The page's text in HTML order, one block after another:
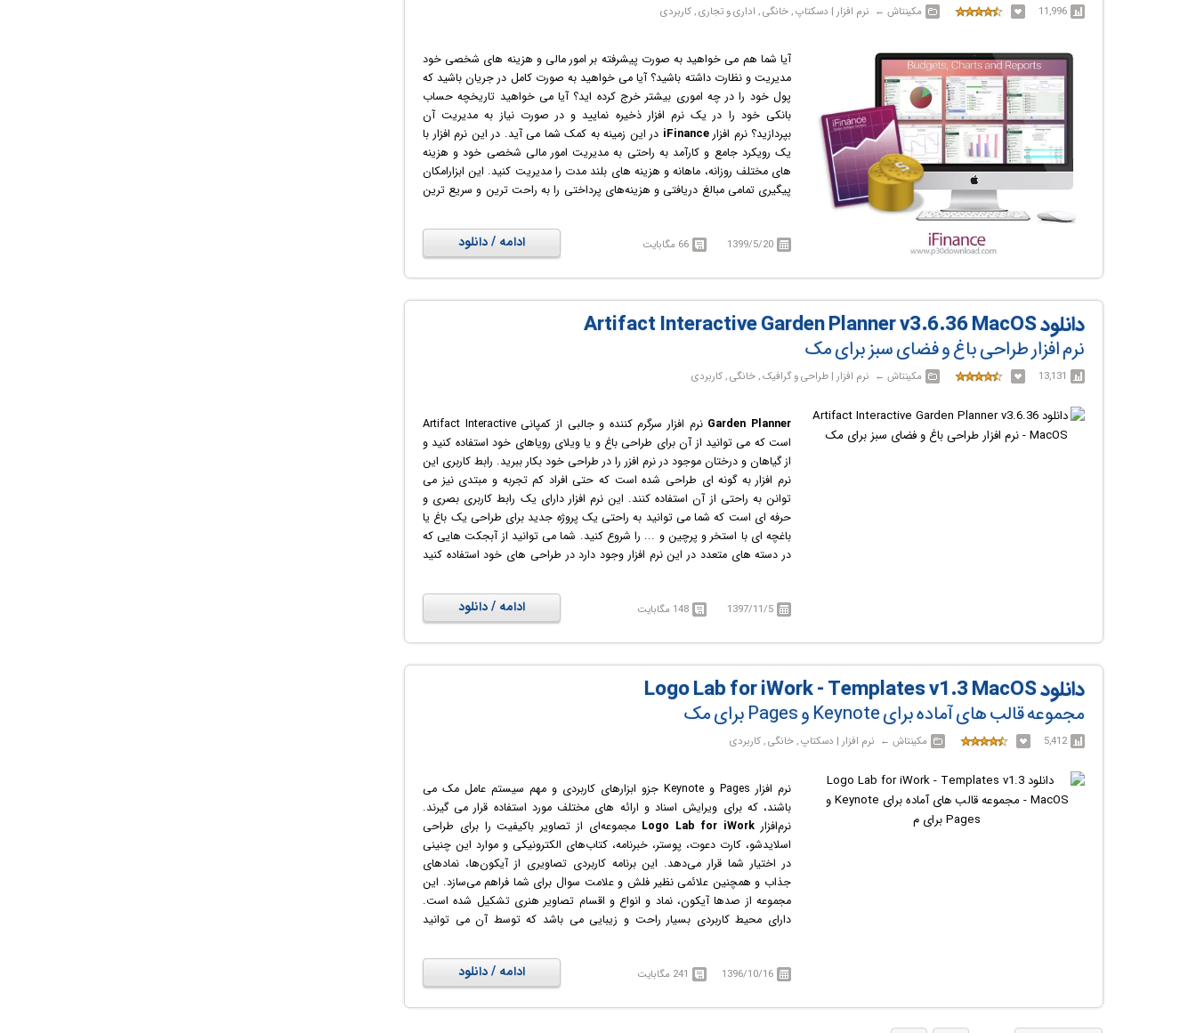
11,996 مکینتاش‎ ← ‏ نرم افزار | دسکتاپ , خانگی , اداری و تجاری , کاربردی
آیا شما هم می خواهید به صورت پیشرفته بر امور مالی و هزینه های شخصی خود
مدیریت و نظارت داشته باشید؟ آیا می خواهید به صورت کامل در جریان باشید که
پول خود را در چه اموری بیشتر خرج کرده اید؟ آیا می خواهید تاریخچه حساب
بانکی خود را در یک نرم افزار ذخیره نمایید و در صورت نیاز به مدیریت آن
بپردازید؟ نرم افزارiFinance در این زمینه به کمک شما می آید. در این نرم افزار با
یک رویکرد جامع و کارآمد به راحتی به مدیریت امور مالی شخصی خود و هزینه
های مختلف روزانه، ماهانه و هزینه های بلند مدت را مدیریت کنید. این ابزارامکان
پیگیری تمامی مبالغ دریافتی و هزینه‌های پرداختی را به راحت ترین و سریع ترین
در این نرم‌افزار، می‌توانید تمامی مبالغی که برای کالاها و یا خدمات مختلف هزینه
کرده اید را مشاهده نمایید. این نرم‌افزار مبالغ برداشت شده از حساب بانکی (با
استفاده از کارت اعتباری) را نیز به شما اطلاع می‌دهد.
1399/5/20 66 مگابایت ادامه / دانلود
دانلود Artifact Interactive Garden Planner v3.6.36 MacOS
نرم افزار طراحی باغ و فضای سبز برای مک
13,131 مکینتاش‎ ← ‏ نرم افزار | طراحی و گرافیک , خانگی , کاربردی
Garden Planner
نرم افزار سرگرم کننده و جالبی از کمپانی Artifact Interactive
است که می توانید از آن برای طراحی باغ و یا ویلای رویاهای خود استفاده کنید و
از گیاهان و درختان موجود در نرم افزر را در طراحی خود بکار ببرید. رابط کاربری این
نرم افزار به گونه ای طراحی شده است که حتی افراد کم تجربه و مبتدی نیز می
توانن به راحتی از آن استفاده کنند. این نرم افزار دارای یک رابط کاربری بصری و
حرفه ای است که شما می توانید به راحتی یک پروژه جدید برای طراحی یک باغ یا
باغچه ای با استخر و پرچین و ... را شروع کنید. شما می توانید از آبجکت هایی که
در دسته های متعدد در این نرم افزار وجود دارد در طراحی های خود استفاده کنید
ساختمان، دیوار و نرده،آبنما و ... اشاره کرد، که تمامی طراحی ها و اشیاء نام برده
شده قابل تغییر سایز و مقایس و اندازه و رنگ بوده و قابل شخصی سازی هستند.
می توانید به راحتی اشیاء دلخواه خود را از لیست موجود در نرم افزار با درگ و
دراپ (کشیدن و رها کردن) به فضای طراحی خود اضافه کنید. در حقیقت این نرم
افزار ابزاری ساده و آسان برای طراحی باغ و محوطه سازی است. کاربر می تواند از
طرح های از پیش آماده شده درون نرم افزار استفاده کند یا از ابتدا طراحی یک باغ
یا حیاط را برعهده بگیرد. پس از طراحی باغ و یا ساخت محوطه یا حیاط مورد نظر
خود می توانید آن را به صورت پلان مشاهده نمایید.
1397/11/5 148 مگابایت ادامه / دانلود
دانلود Logo Lab for iWork - Templates v1.3 MacOS
مجموعه قالب های آماده برای Keynote و Pages برای مک
5,412 مکینتاش‎ ← ‏ نرم افزار | دسکتاپ , خانگی , کاربردی
نرم افزار Pages و Keynote جزو ابزارهای کاربردی و مهم سیستم عامل مک می
باشند، که برای ویرایش اسناد و ارائه های مختلف مورد استفاده قرار می گیرند.
نرم‌‎افزار
Logo Lab for iWork مجموعه‌ای از تصاویر باکیفیت را برای طراحی
اسلایدشو، کارت دعوت، پوستر، خبرنامه، کتاب‌های الکترونیکی و موارد این چنینی
در اختیار شما قرار می‌دهد. این برنامه کاربردی تصاویری از آیکون‌ها، نماد‌های
جذاب و همچنین علائمی نظیر فلش و علامت سوال برای شما فراهم می‌سازد. این
مجموعه از صدها آیکون، نماد و انواع و اقسام تصاویر هنری تشکیل شده است.
دارای محیط کاربردی بسیار راحت و زیبایی می باشد که توسط آن می توانید
مختلف آماده کرده و در سمینار یا کنفرانس ها به نمایش بگذارید.
1396/10/16 241 مگابایت ادامه / دانلود